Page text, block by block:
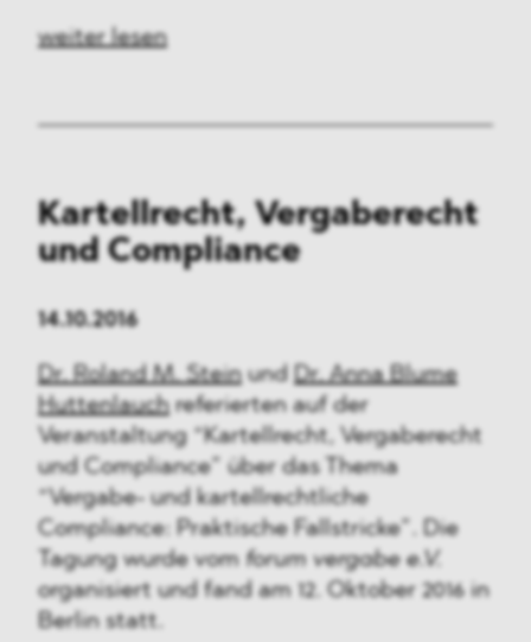
weiter lesen
Kartellrecht, Vergaberecht
und Compliance
14.10.2016
Dr. Roland M. Steinund Dr. Anna Blume
Huttenlauchreferierten auf der
Veranstaltung “Kartellrecht, Vergaberecht
und Compliance” über das Thema
“Vergabe- und kartellrechtliche
Compliance: Praktische Fallstricke”. Die
Tagung wurde vom forum vergabe e.V.
organisiert und fand am 12. Oktober 2016 in
Berlin statt.